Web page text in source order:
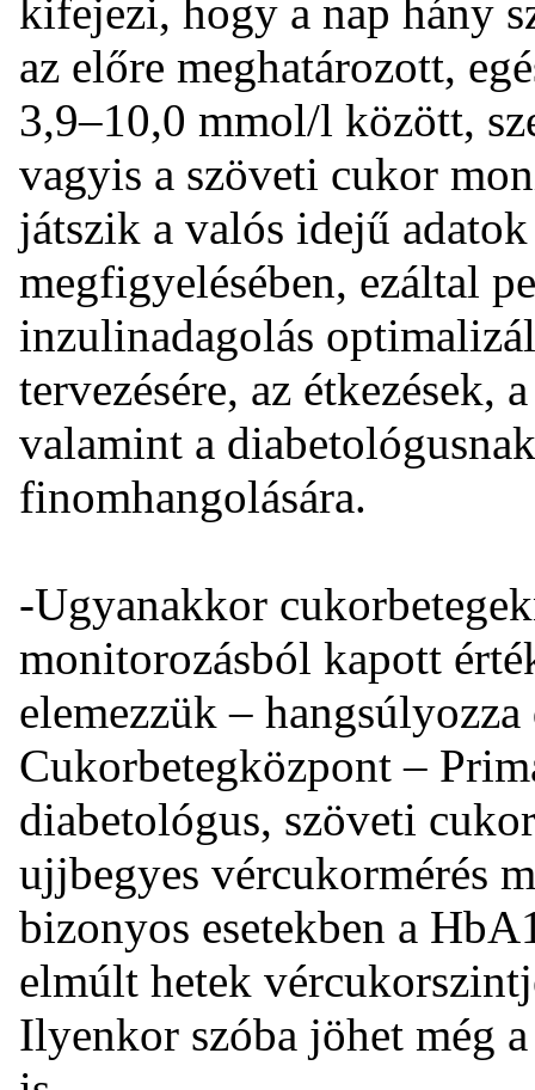
kifejezi, hogy a nap hány
az előre meghatározott,
3,9–10,0 mmol/l között,
vagyis a szöveti cukor
játszik a valós idejű
megfigyelésében, ezáltal
inzulinadagolás
tervezésére, az étkezések,
valamint a
finomhangolására.
-Ugyanakkor
monitorozásból kapott
elemezzük –
Cukorbetegközpont –
diabetológus, szöveti
ujjbegyes vércukormérés
bizonyos esetekben a
elmúlt hetek
Ilyenkor szóba jöhet még